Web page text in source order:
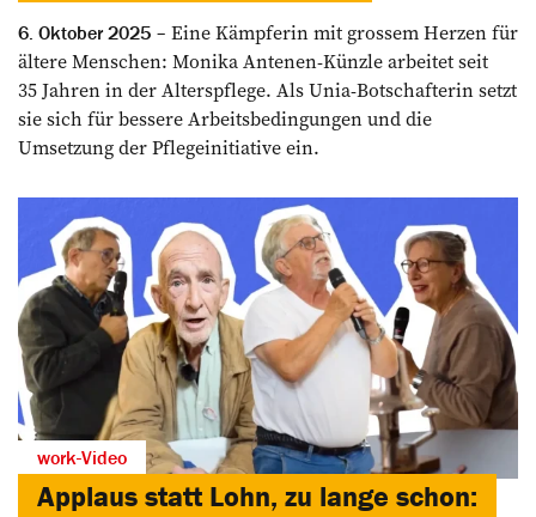
6. Oktober 2025
Eine Kämpferin mit grossem Herzen für
ältere Menschen: ­Monika ­Antenen-Künzle arbeitet seit
35 Jahren in der Alterspflege. Als Unia-Botschafterin setzt
sie sich für bessere Arbeitsbedingungen und die
Umsetzung der Pflegeinitiative ein.
work-Video
Applaus statt Lohn, zu lange schon: